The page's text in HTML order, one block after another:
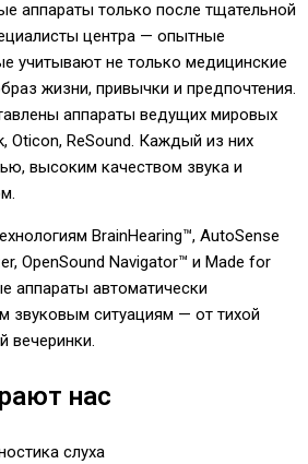
аппараты только после тщательной
центра — опытные
учитывают не только медицинские
жизни, привычки и предпочтения.
аппараты ведущих мировых
Oticon, ReSound. Каждый из них
высоким качеством звука и
BrainHearing™, AutoSense
OpenSound Navigator™ и Made for
аппараты автоматически
звуковым ситуациям — от тихой
вечеринки.
нас
слуха